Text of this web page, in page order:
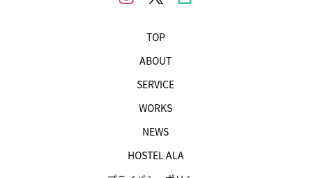
TOP
ABOUT
SERVICE
WORKS
NEWS
HOSTEL ALA